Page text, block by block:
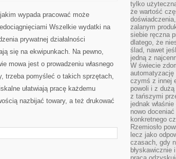
PODSTAWIE
PROWADZENIA
wypada pracować może
Wszelkie wydatki na
prywatnej działalności
się na ekwipunkach. Na pewno,
mowa jest o prowadzeniu własnego
trzeba pomyśleć o takich sprzętach,
ułatwiają pracę każdemu
nazbijać towary, a też drukować
tylko
że wartość
zalanym
siebie ręczna
dlatego, że
ślad, nawet
jedną z
W świecie
automatyzację
czymś z innej
powoli i z
z tańszymi
jednak
nowo
konkretnego
Rzemiosło
lecz jako
czasach, gdy